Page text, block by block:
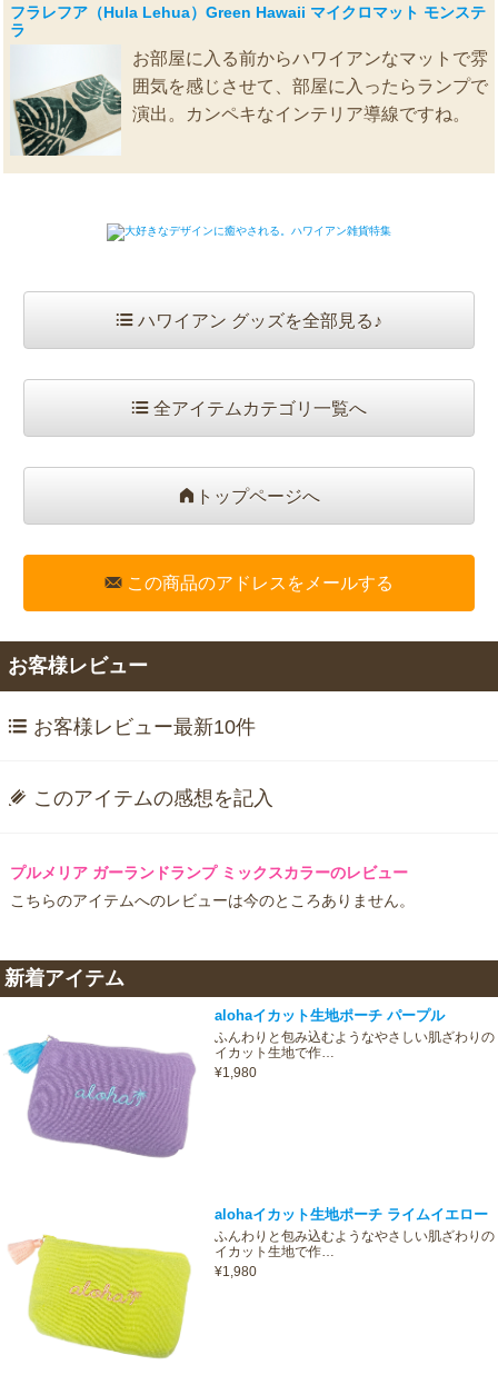
フラレフア（Hula Lehua）Green Hawaii マイクロマット モンステ
ラ
お部屋に入る前からハワイアンなマットで雰
囲気を感じさせて、部屋に入ったらランプで
演出。カンペキなインテリア導線ですね。
ハワイアン グッズを全部見る♪
全アイテムカテゴリ一覧へ
トップページへ
この商品のアドレスをメールする
お客様レビュー
お客様レビュー最新10件
このアイテムの感想を記入
プルメリア ガーランドランプ ミックスカラーのレビュー
こちらのアイテムへのレビューは今のところありません。
新着アイテム
alohaイカット生地ポーチ パープル
ふんわりと包み込むようなやさしい肌ざわりの
イカット生地で作…
¥1,980
alohaイカット生地ポーチ ライムイエロー
ふんわりと包み込むようなやさしい肌ざわりの
イカット生地で作…
¥1,980